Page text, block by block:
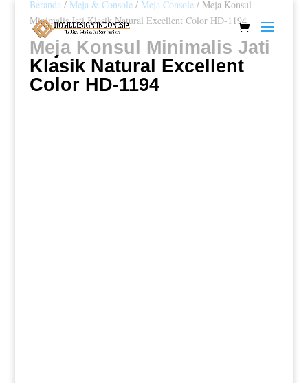
Beranda/ Meja & Console/ Meja Console/ Meja Konsul
Minimalis Jati Klasik Natural Excellent Color HD-1194
Meja Konsul Minimalis Jati
Klasik Natural Excellent
Color HD-1194